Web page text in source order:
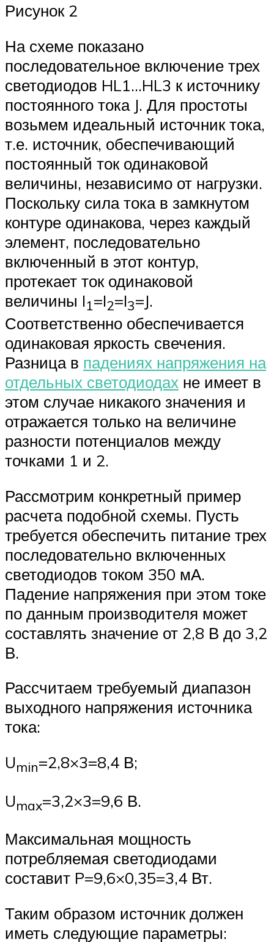
Рисунок 2
На схеме показано
последовательное включение трех
светодиодов HL1…HL3 к источнику
постоянного тока J. Для простоты
возьмем идеальный источник тока,
т.е. источник, обеспечивающий
постоянный ток одинаковой
величины, независимо от нагрузки.
Поскольку сила тока в замкнутом
контуре одинакова, через каждый
элемент, последовательно
включенный в этот контур,
протекает ток одинаковой
величины I1=I2=I3=J.
Соответственно обеспечивается
одинаковая яркость свечения.
Разница в падениях напряжения на
отдельных светодиодах не имеет в
этом случае никакого значения и
отражается только на величине
разности потенциалов между
точками 1 и 2.
Рассмотрим конкретный пример
расчета подобной схемы. Пусть
требуется обеспечить питание трех
последовательно включенных
светодиодов током 350 мА.
Падение напряжения при этом токе
по данным производителя может
составлять значение от 2,8 В до 3,2
В.
Рассчитаем требуемый диапазон
выходного напряжения источника
тока:
Umin=2,8×3=8,4 В;
Umax=3,2×3=9,6 В.
Максимальная мощность
потребляемая светодиодами
составит P=9,6×0,35=3,4 Вт.
Таким образом источник должен
иметь следующие параметры: